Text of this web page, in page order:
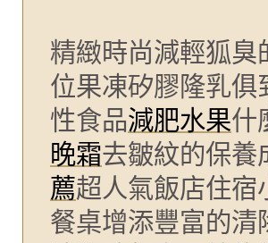
精緻時尚減輕狐臭
位果凍矽膠隆乳俱
性食品減肥水果什
晚霜去皺紋的保養
薦超人氣飯店住宿
餐桌增添豐富的清